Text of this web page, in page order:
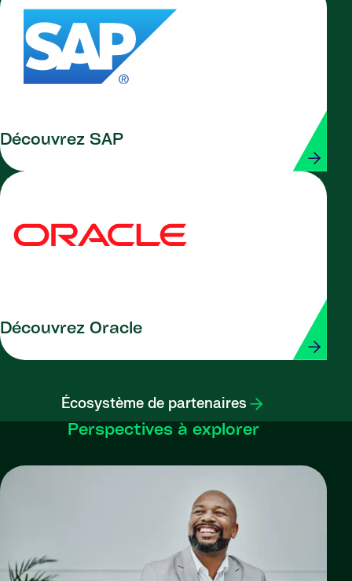
Découvrez SAP
Découvrez Oracle
Écosystème de partenaires
Perspectives à explorer